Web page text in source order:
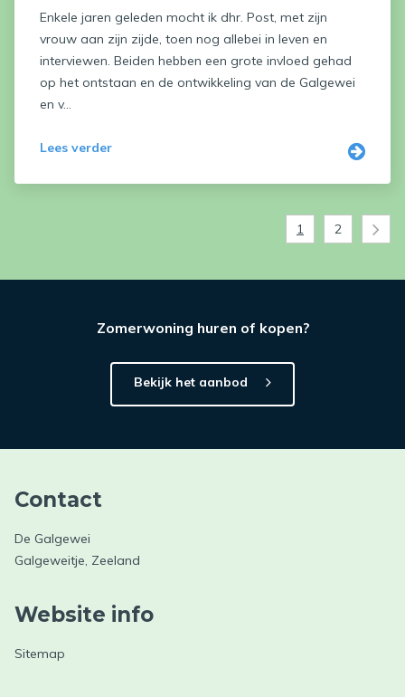
Enkele jaren geleden mocht ik dhr. Post, met zijn
vrouw aan zijn zijde, toen nog allebei in leven en
interviewen. Beiden hebben een grote invloed gehad
op het ontstaan en de ontwikkeling van de Galgewei
en v...
Lees verder
1 2
Zomerwoning huren of kopen?
Bekijk het aanbod
Contact
De Galgewei
Galgeweitje, Zeeland
Website info
Sitemap